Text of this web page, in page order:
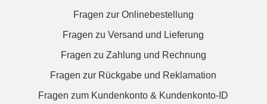
Fragen zur Onlinebestellung
Fragen zu Versand und Lieferung
Fragen zu Zahlung und Rechnung
Fragen zur Rückgabe und Reklamation
Fragen zum Kundenkonto & Kundenkonto-ID